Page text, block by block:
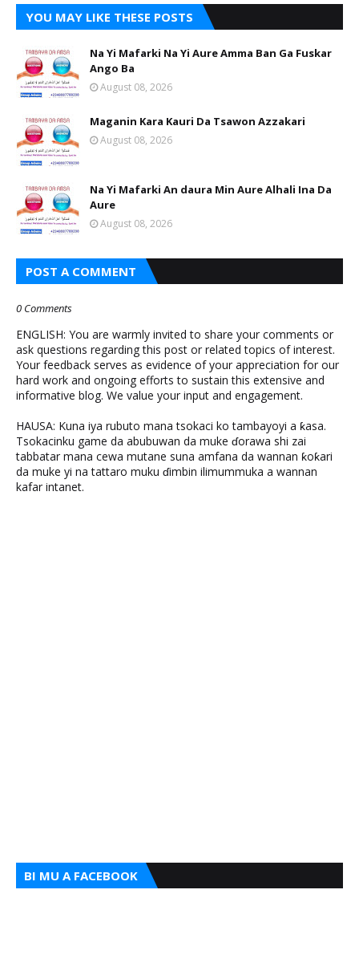
YOU MAY LIKE THESE POSTS
Na Yi Mafarki Na Yi Aure Amma Ban Ga Fuskar
Ango Ba
August 08, 2026
Maganin Kara Kauri Da Tsawon Azzakari
August 08, 2026
Na Yi Mafarki An daura Min Aure Alhali Ina Da
Aure
August 08, 2026
POST A COMMENT
0 Comments
ENGLISH: You are warmly invited to share your comments or
ask questions regarding this post or related topics of interest.
Your feedback serves as evidence of your appreciation for our
hard work and ongoing efforts to sustain this extensive and
informative blog. We value your input and engagement.
HAUSA: Kuna iya rubuto mana tsokaci ko tambayoyi a ƙasa.
Tsokacinku game da abubuwan da muke ɗorawa shi zai
tabbatar mana cewa mutane suna amfana da wannan ƙoƙari
da muke yi na tattaro muku ɗimbin ilimummuka a wannan
kafar intanet.
BI MU A FACEBOOK